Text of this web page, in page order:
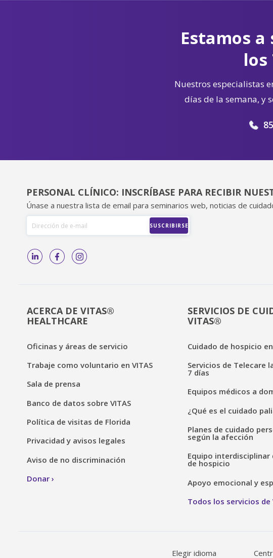
Estamos
los
Nuestros especialistas
días de la semana, y
PERSONAL CLÍNICO: INSCRÍBASE PARA RECIBIR
Únase a nuestra lista de email para seminarios web, noticias de
ACERCA DE VITAS®
HEALTHCARE
Oficinas y áreas de servicio
Trabaje como voluntario en VITAS
Sala de prensa
Banco de datos sobre VITAS
Política de visitas de Florida
Privacidad y avisos legales
Aviso de no discriminación
Donar
SERVICIOS DE
VITAS®
Cuidado de hospicio
Servicios de Telecare
7 días
Equipos médicos a
¿Qué es el cuidado
Planes de cuidado
según la afección
Equipo interdisciplinar
de hospicio
Apoyo emocional y
Todos los servicios de
Elegir idioma